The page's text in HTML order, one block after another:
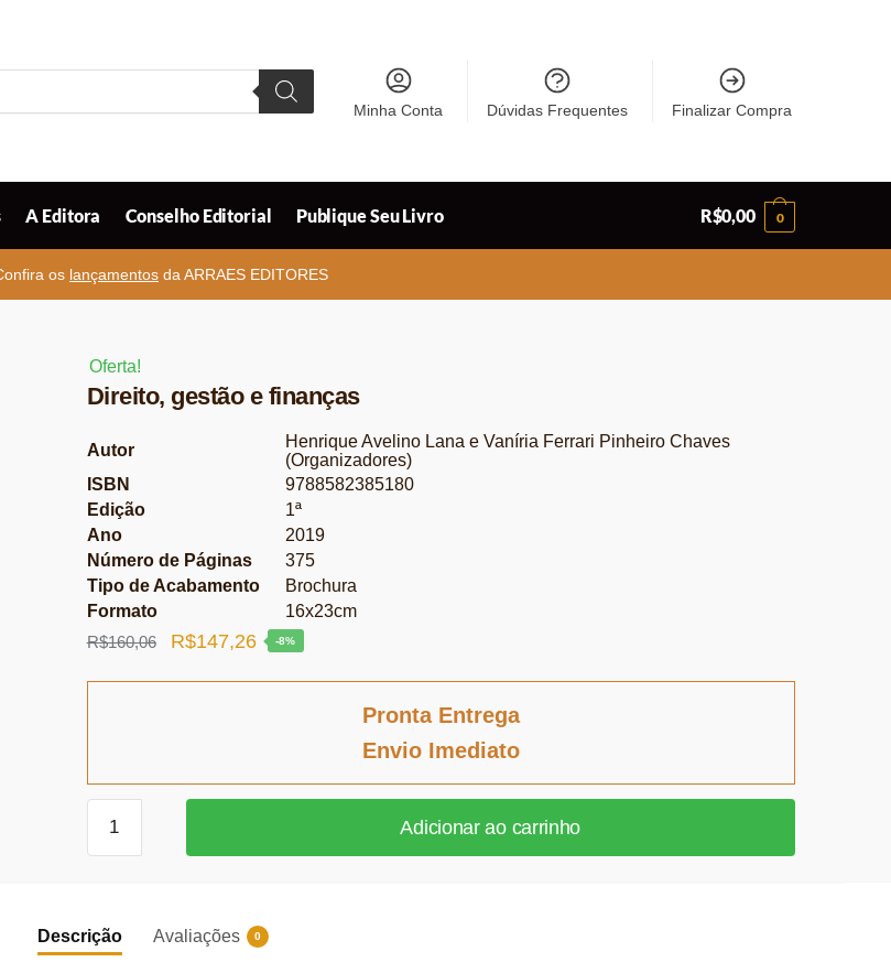
Minha Conta Dúvidas Frequentes Finalizar Compra
A Editora Conselho Editorial Publique Seu Livro R$0,00 0
os lançamentos da ARRAES EDITORES
Oferta!
Direito, gestão e finanças
Autor
Henrique Avelino Lana e Vaníria Ferrari Pinheiro Chaves
(Organizadores)
ISBN
9788582385180
Edição
1ª
Ano
2019
Número de Páginas
375
Tipo de Acabamento
Brochura
Formato
16x23cm
R$160,06
O
R$147,26O
-8%
Pronta Entrega
Envio Imediato
gestão
Adicionar ao carrinho
Descrição Avaliações 0